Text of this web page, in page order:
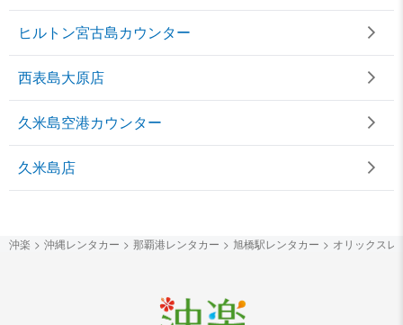
ヒルトン宮古島カウンター
西表島大原店
久米島空港カウンター
久米島店
沖楽 沖縄レンタカー 那覇港レンタカー 旭橋駅レンタカー オリックスレ